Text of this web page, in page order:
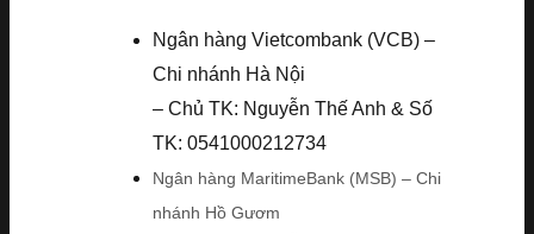
Ngân hàng Vietcombank (VCB) –
Chi nhánh Hà Nội
– Chủ TK: Nguyễn Thế Anh & Số
TK: 0541000212734
Ngân hàng MaritimeBank (MSB) – Chi
nhánh Hồ Gươm